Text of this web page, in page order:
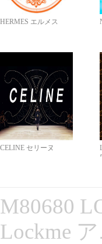
HERMES エルメス
CELINE セリーヌ
M80680
Lockme